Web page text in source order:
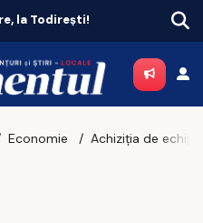
la Todirești!
Economie